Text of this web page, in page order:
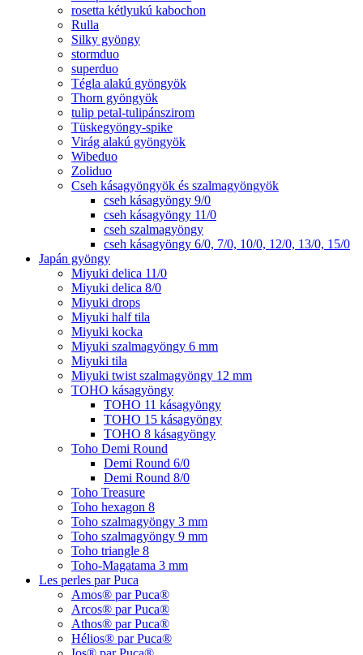
rosetta kétlyukú kabochon
Rulla
Silky gyöngy
stormduo
superduo
Tégla alakú gyöngyök
Thorn gyöngyök
tulip petal-tulipánszirom
Tüskegyöngy-spike
Virág alakú gyöngyök
Wibeduo
Zoliduo
Cseh kásagyöngyök és szalmagyöngyök
cseh kásagyöngy 9/0
cseh kásagyöngy 11/0
cseh szalmagyöngy
cseh kásagyöngy 6/0, 7/0, 10/0, 12/0, 13/0, 15/0
Japán gyöngy
Miyuki delica 11/0
Miyuki delica 8/0
Miyuki drops
Miyuki half tila
Miyuki kocka
Miyuki szalmagyöngy 6 mm
Miyuki tila
Miyuki twist szalmagyöngy 12 mm
TOHO kásagyöngy
TOHO 11 kásagyöngy
TOHO 15 kásagyöngy
TOHO 8 kásagyöngy
Toho Demi Round
Demi Round 6/0
Demi Round 8/0
Toho Treasure
Toho hexagon 8
Toho szalmagyöngy 3 mm
Toho szalmagyöngy 9 mm
Toho triangle 8
Toho-Magatama 3 mm
Les perles par Puca
Amos® par Puca®
Arcos® par Puca®
Athos® par Puca®
Hélios® par Puca®